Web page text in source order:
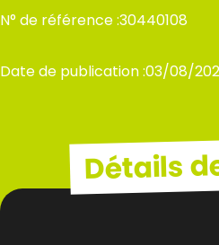
N° de référence :30440108
Date de publication :03/08/
Détails